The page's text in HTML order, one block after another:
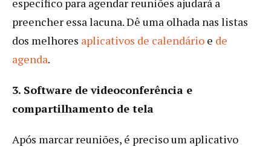
específico para agendar reuniões ajudará a
preencher essa lacuna. Dê uma olhada nas listas
dos melhores aplicativos de calendário e de
agenda.
3. Software de videoconferência e
compartilhamento de tela
Após marcar reuniões, é preciso um aplicativo